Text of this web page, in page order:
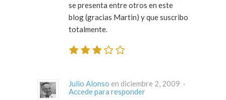
se presenta entre otros en este
blog (gracias Martin) y que suscribo
totalmente.
Julio Alonso
en diciembre 2, 2009 ·
Accede para responder